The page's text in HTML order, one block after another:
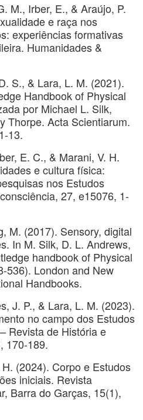
M., Irber, E., & Araújo, P.
e raça nos
experiências formativas
Humanidades &
S., & Lara, L. M. (2021).
Handbook of Physical
por Michael L. Silk,
Thorpe. Acta Scientiarum.
13.
E. C., & Marani, V. H.
e cultura física:
nos Estudos
27, e15076, 1-
M. (2017). Sensory, digital
In M. Silk, D. L. Andrews,
handbook of Physical
536). London and New
Handbooks.
J. P., & Lara, L. M. (2023).
no campo dos Estudos
Revista de História e
170-189.
(2024). Corpo e Estudos
iniciais. Revista
Barra do Garças, 15(1),